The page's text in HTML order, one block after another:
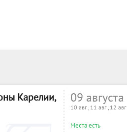
Карелии,
09 августа
10 авг , 11 авг , 12 авг
Места есть